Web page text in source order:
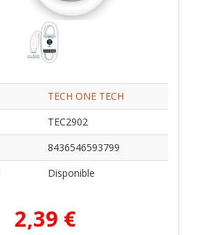
TECH ONE TECH
TEC2902
8436546593799
Disponible
2,39 €